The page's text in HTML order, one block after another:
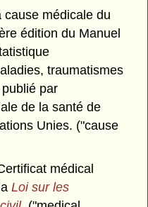
médicale du
édition du Manuel
traumatismes
par
de la santé de
Unies. ("cause
médical
Loi sur les